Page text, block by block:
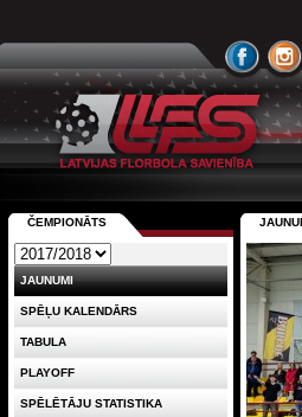
ČEMPIONĀTS
JAUNUMI
SPĒĻU KALENDĀRS
TABULA
PLAYOFF
SPĒLĒTĀJU STATISTIKA